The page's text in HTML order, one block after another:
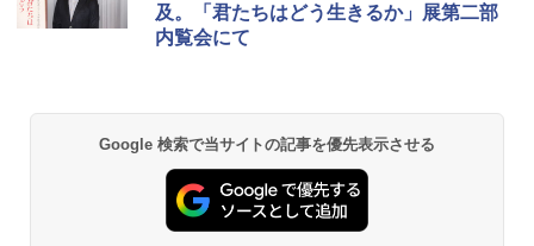
及。「君たちはどう生きるか」展第二部
内覧会にて
Google 検索で当サイトの記事を優先表示させる